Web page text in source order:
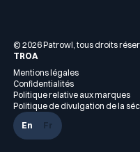
© 2026 Patrowl, tous droits
TROA
Mentions légales
Confidentialités
Politique relative aux marques
Politique de divulgation de la
En
Fr